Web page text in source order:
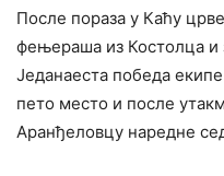
После пораза у Каћу
фењераша из Костолца и
Једанаеста победа
пето место и после
Аранђеловцу наредне